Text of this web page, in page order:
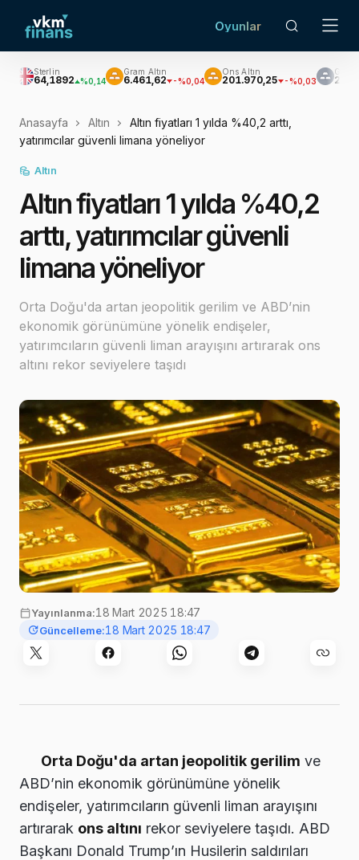
Oyunlar
%0,14
Gram Altın
6.461,62 -%0,04
Ons Altın
201.970,25 -%0,03
Gümüş
2.926,96
Anasayfa Altın
Altın fiyatları 1 yılda %40,2 arttı,
yatırımcılar güvenli limana yöneliyor
Altın
Altın fiyatları 1 yılda %40,2
arttı, yatırımcılar güvenli
limana yöneliyor
Orta Doğu'da artan jeopolitik gerilim ve ABD’nin
ekonomik görünümüne yönelik endişeler,
yatırımcıların güvenli liman arayışını artırarak ons
altını rekor seviyelere taşıdı
Görsel: Jingming Pan
Yayınlanma:18 Mart 2025 18:47
Güncelleme:18 Mart 2025 18:47
Orta Doğu'da artan jeopolitik gerilim ve
ABD’nin ekonomik görünümüne yönelik
endişeler, yatırımcıların güvenli liman arayışını
artırarak ons altını rekor seviyelere taşıdı. ABD
Başkanı Donald Trump’ın Husilerin saldırıları